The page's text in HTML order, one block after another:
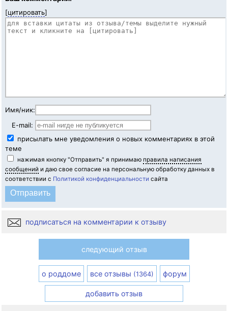
[цитировать]
Имя/ник:
E-mail:
присылать мне уведомления о новых комментариях в этой
теме
нажимая кнопку "Отправить" я принимаю правила написания
сообщений и даю свое согласие на персональную обработку данных в
соответствии с Политикой конфиденциальности сайта
подписаться на комментарии к отзыву
следующий отзыв
о роддоме все отзывы (1364) форум
добавить отзыв